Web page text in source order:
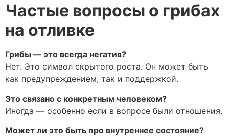
Частые вопросы о грибах
на отливке
Грибы — это всегда негатив?
Нет. Это символ скрытого роста. Он может быть
как предупреждением, так и поддержкой.
Это связано с конкретным человеком?
Иногда — особенно если в вопросе были отношения.
Может ли это быть про внутреннее состояние?